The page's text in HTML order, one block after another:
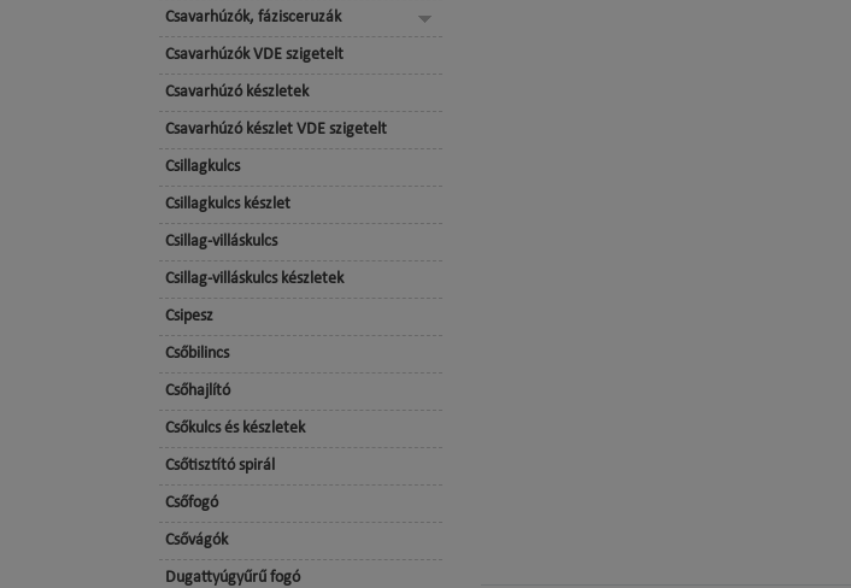
Csavarhúzók, fázisceruzák
Csavarhúzók VDE szigetelt
Csavarhúzó készletek
Csavarhúzó készlet VDE szigetelt
Csillagkulcs
Csillagkulcs készlet
Csillag-villáskulcs
Csillag-villáskulcs készletek
Csipesz
Csőbilincs
Csőhajlító
Csőkulcs és készletek
Csőtisztító spirál
Csőfogó
Csővágók
Dugattyúgyűrű fogó